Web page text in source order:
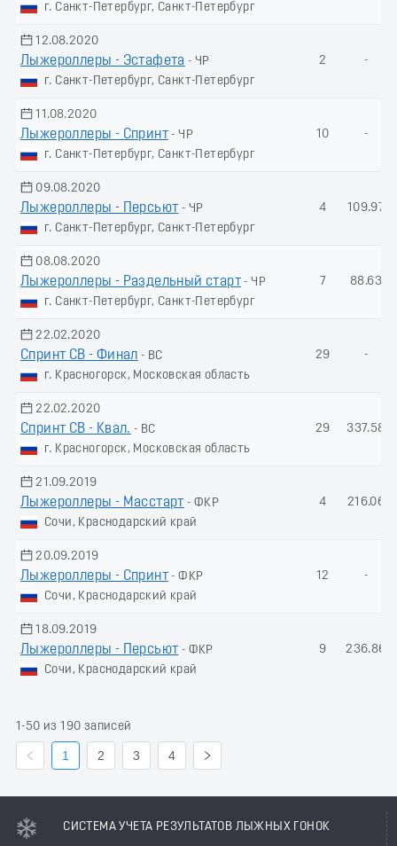
г. Санкт-Петербург, Санкт-Петербург
12.08.2020
Лыжероллеры - Эстафета - ЧР
г. Санкт-Петербург, Санкт-Петербург
2 -
11.08.2020
Лыжероллеры - Спринт - ЧР
г. Санкт-Петербург, Санкт-Петербург
10 -
09.08.2020
Лыжероллеры - Пеpсьют - ЧР
г. Санкт-Петербург, Санкт-Петербург
4 109.97
08.08.2020
Лыжероллеры - Раздельный старт - ЧР
г. Санкт-Петербург, Санкт-Петербург
7 88.63
22.02.2020
Спринт СВ - Финал - ВС
г. Красногорск, Московская область
29 -
22.02.2020
Спринт СВ - Квал. - ВС
г. Красногорск, Московская область
29 337.58
21.09.2019
Лыжероллеры - Масстарт - ФКР
Сочи, Краснодарский край
4 216.06
20.09.2019
Лыжероллеры - Спринт - ФКР
Сочи, Краснодарский край
12 -
18.09.2019
Лыжероллеры - Пеpсьют - ФКР
Сочи, Краснодарский край
9 236.86
1-50 из 190 записей
1 2 3 4
СИСТЕМА УЧЕТА РЕЗУЛЬТАТОВ ЛЫЖНЫХ ГОНОК